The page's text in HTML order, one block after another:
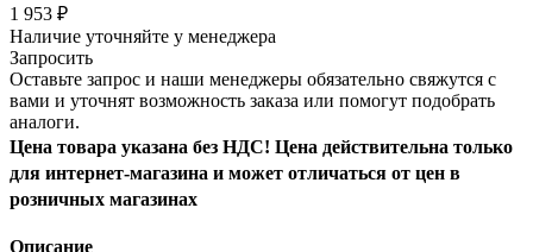
1 953 ₽
Наличие уточняйте у менеджера
Запросить
Оставьте запрос и наши менеджеры обязательно свяжутся с
вами и уточнят возможность заказа или помогут подобрать
аналоги.
Цена товара указана без НДС! Цена действительна только
для интернет-магазина и может отличаться от цен в
розничных магазинах
Описание